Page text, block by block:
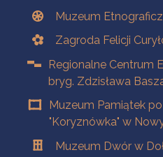
Muzeum
Zagroda Felicji
Regionalne Centrum
bryg. Zdzisława
Muzeum Pamiątek
"Koryznówka" w
Muzeum Dwór w